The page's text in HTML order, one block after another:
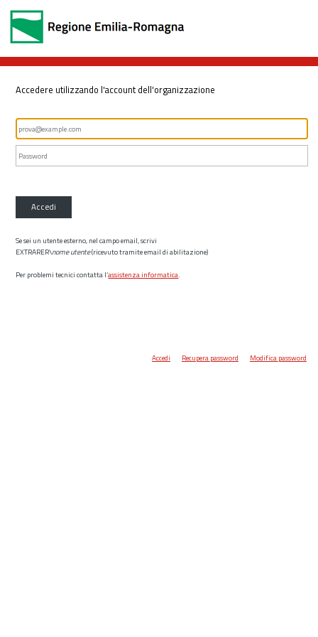
Accedere utilizzando l'account dell'organizzazione
Accedi
Se sei un utente esterno, nel campo email, scrivi
EXTRARER\nome utente(ricevuto tramite email di abilitazione)
Per problemi tecnici contatta l’assistenza informatica.
Accedi Recupera password Modifica password